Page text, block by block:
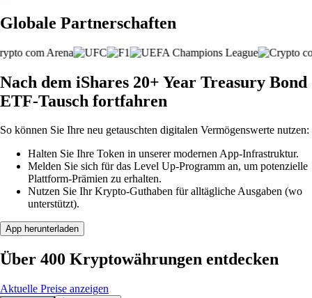
Globale Partnerschaften
Nach dem iShares 20+ Year Treasury Bond
ETF-Tausch fortfahren
So können Sie Ihre neu getauschten digitalen Vermögenswerte nutzen:
Halten Sie Ihre Token in unserer modernen App-Infrastruktur.
Melden Sie sich für das Level Up-Programm an, um potenzielle
Plattform-Prämien zu erhalten.
Nutzen Sie Ihr Krypto-Guthaben für alltägliche Ausgaben (wo
unterstützt).
App herunterladen
Über 400 Kryptowährungen entdecken
Aktuelle Preise anzeigen